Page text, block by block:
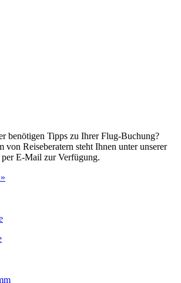
benötigen Tipps zu Ihrer Flug-Buchung?
von Reiseberatern steht Ihnen unter unserer
per E-Mail zur Verfügung.